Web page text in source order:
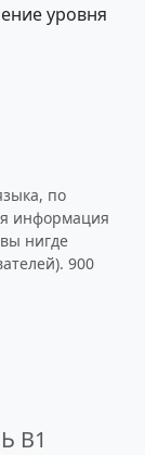
уровня
по
информация
нигде
900
B1